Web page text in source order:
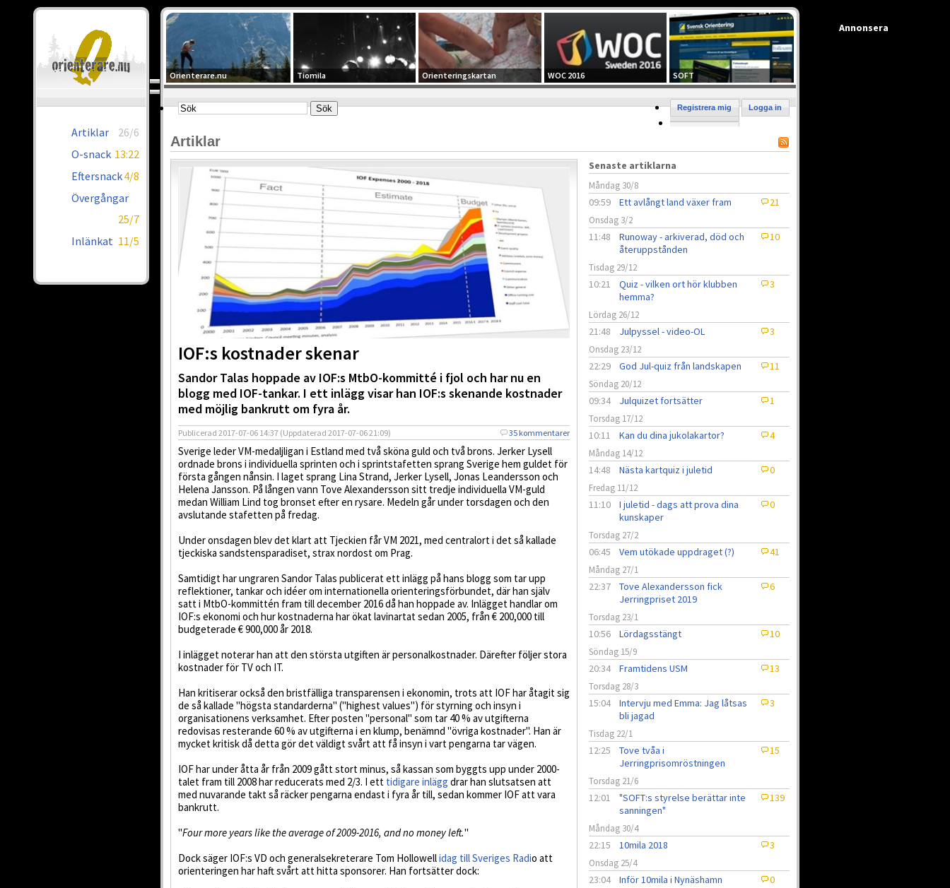
Artiklar
26/6
O-snack 13:22
Eftersnack4/8
Övergångar
25/7
Inlänkat 11/5
Orienterare.nu Tiomila Orienteringskartan WOC 2016 SOFT
Logga in
Registrera mig
Artiklar
IOF:s kostnader skenar
Sandor Talas hoppade av IOF:s MtbO-kommitté i fjol och har nu en
blogg med IOF-tankar. I ett inlägg visar han IOF:s skenande kostnader
med möjlig bankrutt om fyra år.
Publicerad 2017-07-06 14:37 (Uppdaterad 2017-07-06 21:09) 35 kommentarer
Sverige leder VM-medaljligan i Estland med två sköna guld och två brons. Jerker Lysell
ordnade brons i individuella sprinten och i sprintstafetten sprang Sverige hem guldet för
första gången nånsin. I laget sprang Lina Strand, Jerker Lysell, Jonas Leandersson och
Helena Jansson. På lången vann Tove Alexandersson sitt tredje individuella VM-guld
medan William Lind tog bronset efter en rysare. Medeln går under torsdagen och den
avslutande stafetten på fredag.
Under onsdagen blev det klart att Tjeckien får VM 2021, med centralort i det så kallade
tjeckiska sandstensparadiset, strax nordost om Prag.
Samtidigt har ungraren Sandor Talas publicerat ett inlägg på hans blogg som tar upp
reflektioner, tankar och idéer om internationella orienteringsförbundet, där han själv
satt i MtbO-kommittén fram till december 2016 då han hoppade av. Inlägget handlar om
IOF:s ekonomi och hur kostnaderna har ökat lavinartat sedan 2005, från € 200,000 till
budgeterade € 900,000 år 2018.
I inlägget noterar han att den största utgiften är personalkostnader. Därefter följer stora
kostnader för TV och IT.
Han kritiserar också den bristfälliga transparensen i ekonomin, trots att IOF har åtagit sig
de så kallade "högsta standarderna" ("highest values") för styrning och insyn i
organisationens verksamhet. Efter posten "personal" som tar 40 % av utgifterna
redovisas resterande 60 % av utgifterna i en klump, benämnd "övriga kostnader". Han är
mycket kritisk då detta gör det väldigt svårt att få insyn i vart pengarna tar vägen.
IOF har under åtta år från 2009 gått stort minus, så kassan som byggts upp under 2000-
talet fram till 2008 har reducerats med 2/3. I ett tidigare inlägg drar han slutsatsen att
med nuvarande takt så räcker pengarna endast i fyra år till, sedan kommer IOF att vara
bankrutt.
"Four more years like the average of 2009-2016, and no money left."
Dock säger IOF:s VD och generalsekreterare Tom Hollowellidag till Sveriges Radio att
orienteringen har haft svårt att hitta sponsorer. Han fortsätter dock:
Senaste artiklarna
Måndag 30/8
09:59 Ett avlångt land växer fram 21
Onsdag 3/2
11:48
Runoway - arkiverad, död och
återuppstånden
10
Tisdag 29/12
10:21
Quiz - vilken ort hör klubben
hemma?
3
Lördag 26/12
21:48 Julpyssel - video-OL 3
Onsdag 23/12
22:29 God Jul-quiz från landskapen 11
Söndag 20/12
09:34 Julquizet fortsätter 1
Torsdag 17/12
10:11 Kan du dina jukolakartor? 4
Måndag 14/12
14:48 Nästa kartquiz i juletid 0
Fredag 11/12
11:10
I juletid - dags att prova dina
kunskaper
0
Torsdag 27/2
06:45 Vem utökade uppdraget (?) 41
Måndag 27/1
22:37
Tove Alexandersson fick
Jerringpriset 2019
6
Torsdag 23/1
10:56 Lördagsstängt 10
Söndag 15/9
20:34 Framtidens USM 13
Torsdag 28/3
15:04
Intervju med Emma: Jag låtsas
bli jagad
3
Tisdag 22/1
12:25
Tove tvåa i
Jerringprisomröstningen
15
Torsdag 21/6
12:01
"SOFT:s styrelse berättar inte
sanningen"
139
Måndag 30/4
22:15 10mila 2018 3
Onsdag 25/4
23:04 Inför 10mila i Nynäshamn 0
Annonsera